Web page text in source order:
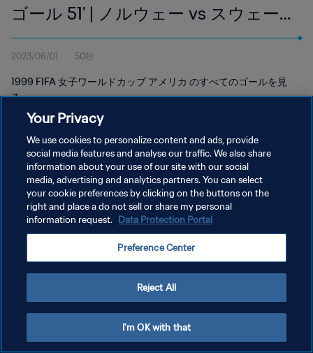
ゴール 51' | ノルウェー vs スウェー
デン | 1999 FIFA 女子ワールドカッ
プ アメリカ
2023/06/01 50秒
1999 FIFA 女子ワールドカップ アメリカ のすべてのゴールを見
る。
プライバシーポリシー
サービス利用規約
クッキー設定の管理
Your Privacy
We use cookies to personalize content and ads, provide
social media features and analyse our traffic. We also share
information about your use of our site with our social
media, advertising and analytics partners. You can select
your cookie preferences by clicking on the buttons on the
right and place a do not sell or share my personal
information request. Data Protection Portal
Preference Center
Reject All
I'm OK with that